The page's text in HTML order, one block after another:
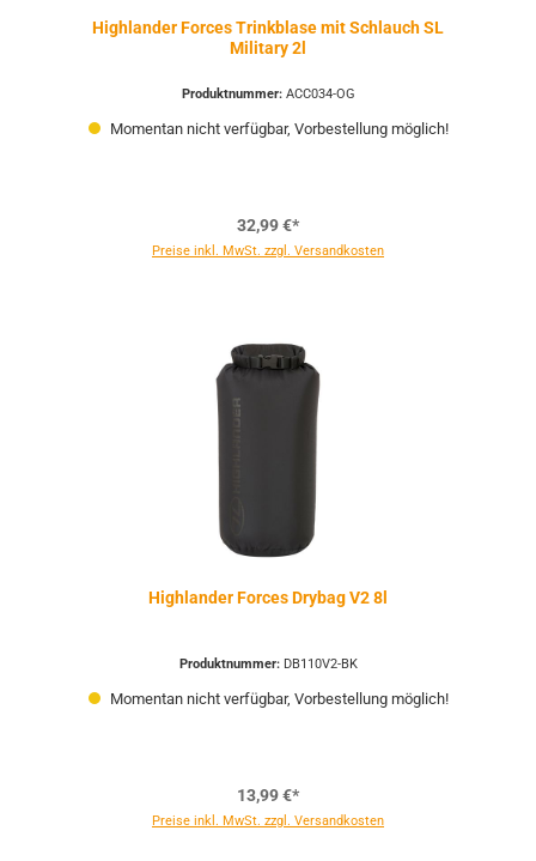
Highlander Forces Trinkblase mit Schlauch SL
Military 2l
Produktnummer: ACC034-OG
Momentan nicht verfügbar, Vorbestellung möglich!
32,99 €*
Preise inkl. MwSt. zzgl. Versandkosten
Highlander Forces Drybag V2 8l
Produktnummer: DB110V2-BK
Momentan nicht verfügbar, Vorbestellung möglich!
13,99 €*
Preise inkl. MwSt. zzgl. Versandkosten